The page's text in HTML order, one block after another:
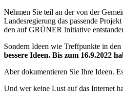
Nehmen Sie teil an der von der
Landesregierung das passende
den auf GRÜNER Initiative
Sondern Ideen wie Treffpunkte in
bessere Ideen. Bis zum 16.9.2022
Aber dokumentieren Sie Ihre Ideen.
Und wer keine Lust auf das Internet